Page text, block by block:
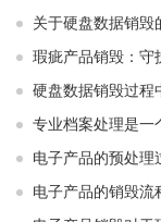
关于硬盘数据销毁
瑕疵产品销毁：守
硬盘数据销毁过程
专业档案处理是一
电子产品的预处理
电子产品的销毁流